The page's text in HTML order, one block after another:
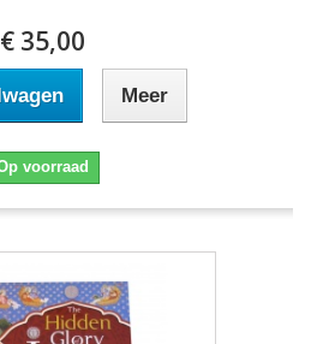
€ 35,00
Meer
voorraad